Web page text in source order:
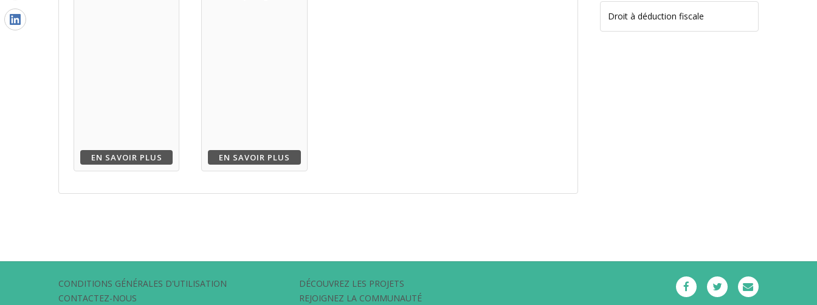
EN SAVOIR PLUS EN SAVOIR PLUS
Droit à déduction fiscale
CONDITIONS GÉNÉRALES D'UTILISATION
CONTACTEZ-NOUS
DÉCOUVREZ LES PROJETS
REJOIGNEZ LA COMMUNAUTÉ